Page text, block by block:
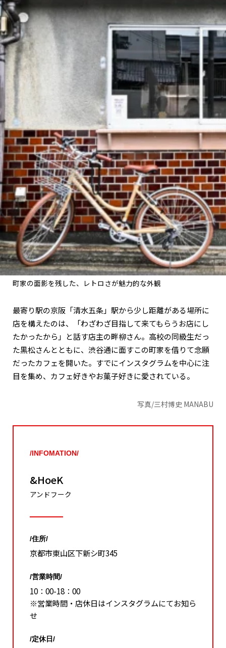
町家の面影を残した、レトロさが魅力的な外観
最寄り駅の京阪「清水五条」駅から少し距離がある場所に
店を構えたのは、「わざわざ目指して来てもらうお店にし
たかったから」と話す店主の畔柳さん。高校の同級生だっ
た黒松さんとともに、渋谷通に面すこの町家を借りて念願
だったカフェを開いた。すでにインスタグラムを中心に注
目を集め、カフェ好きやお菓子好きに愛されている。
写真/三村博史 MANABU
/INFOMATION/
&HoeK
アンドフーク
/住所/
京都市東山区下新シ町345
/営業時間/
10：00-18：00
※営業時間・店休日はインスタグラムにてお知ら
せ
/定休日/